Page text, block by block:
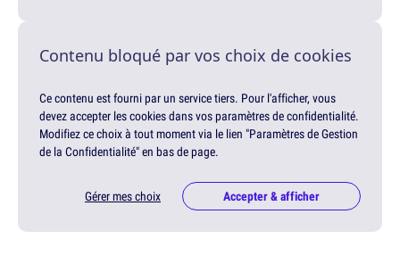
Contenu bloqué par vos choix de cookies
Ce contenu est fourni par un service tiers. Pour l'afficher, vous
devez accepter les cookies dans vos paramètres de confidentialité.
Modifiez ce choix à tout moment via le lien "Paramètres de Gestion
de la Confidentialité" en bas de page.
Gérer mes choix Accepter & afficher